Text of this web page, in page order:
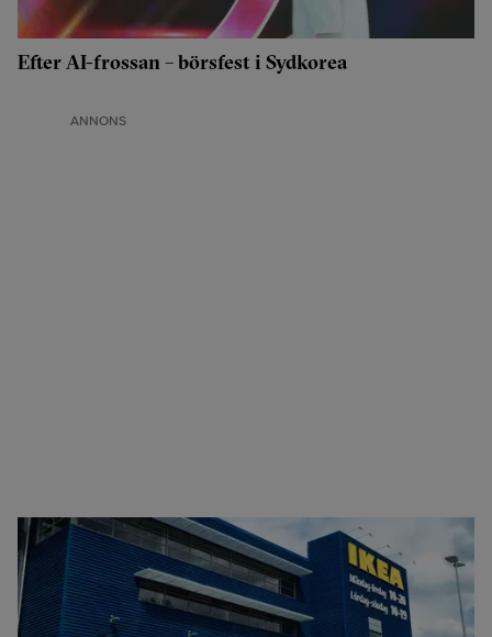
Efter AI-frossan – börsfest i Sydkorea
ANNONS